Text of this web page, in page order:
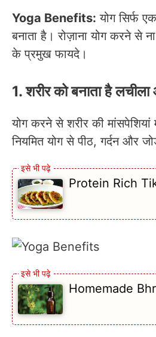
Yoga Benefits: योग सिर्फ
बनाता है। रोज़ाना योग करने से
के प्रमुख फायदे।
1. शरीर को बनाता है
योग करने से शरीर की
नियमित योग से पीठ, गर्दन और
Protein Rich
Homemade